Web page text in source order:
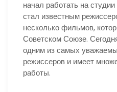
начал работать на
стал известным
несколько фильмов,
Советском Союзе.
одним из самых
режиссеров и имеет
работы.